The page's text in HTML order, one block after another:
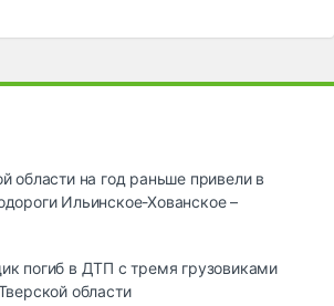
области на год раньше привели в
Ильинское-Хованское –
погиб в ДТП с тремя грузовиками
области